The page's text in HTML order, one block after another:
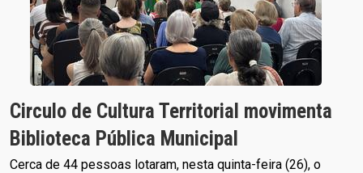
Circulo de Cultura Territorial movimenta
Biblioteca Pública Municipal
Cerca de 44 pessoas lotaram, nesta quinta-feira (26), o